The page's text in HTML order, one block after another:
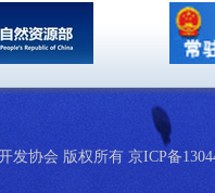
发协会 版权所有 京ICP备